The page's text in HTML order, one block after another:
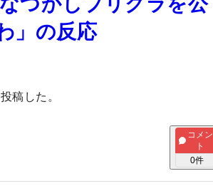
」の反応
稿した。
コメン
ト
0件